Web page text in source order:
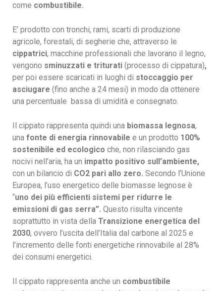
come combustibile.
E’ prodotto con tronchi, rami, scarti di produzione
agricole, forestali, di segherie che, attraverso le
cippatrici, macchine professionali che lavorano il legno,
vengono sminuzzati e triturati (processo di cippatura),
per poi essere scaricati in luoghi di stoccaggio per
asciugare (fino anche a 24 mesi) in modo da ottenere
una percentuale bassa di umidità e consegnato.
Il cippato rappresenta quindi una biomassa legnosa,
una fonte di energia rinnovabile e un prodotto 100%
sostenibile ed ecologico che, non rilasciando gas
nocivi nell’aria, ha un impatto positivo sull’ambiente,
con un bilancio di CO2 pari allo zero. Secondo l’Unione
Europea, l’uso energetico delle biomasse legnose è
“uno dei più efficienti sistemi per ridurre le
emissioni di gas serra”. Questo risulta vincente
soprattutto in vista della Transizione energetica del
2030, ovvero l’uscita dell’Italia dal carbone al 2025 e
l’incremento delle fonti energetiche rinnovabile al 28%
dei consumi energetici.
Il cippato rappresenta anche un combustibile